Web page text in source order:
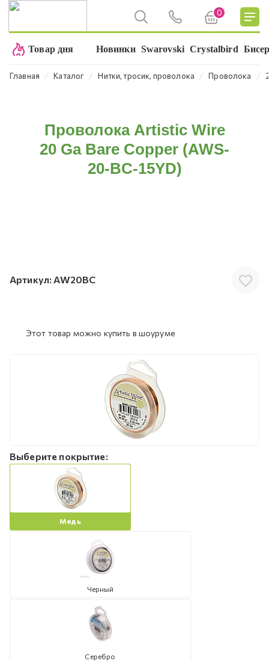
0
Товар дня Новинки Swarovski Crystalbird
Главная ⁄ Каталог ⁄ Нитки, тросик, проволока ⁄ Проволока ⁄
Проволока Artistic Wire
20 Ga Bare Copper (AWS-
20-BC-15YD)
Артикул: AW20BC
Этот товар можно купить в шоуруме
Выберите покрытие:
Медь
Черный
Серебро